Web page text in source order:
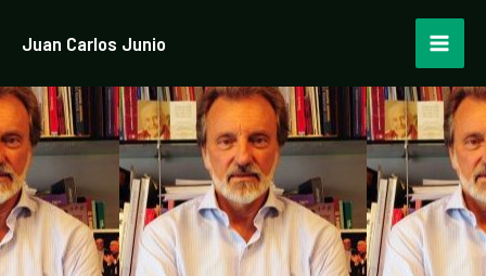
Juan Carlos Junio
de